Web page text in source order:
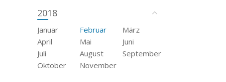
2018
Januar Februar
März
April
Mai
Juni
Juli
August
September
Oktober
November